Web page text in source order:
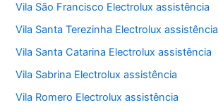
Vila São Francisco Electrolux assistência
Vila Santa Terezinha Electrolux assistência
Vila Santa Catarina Electrolux assistência
Vila Sabrina Electrolux assistência
Vila Romero Electrolux assistência